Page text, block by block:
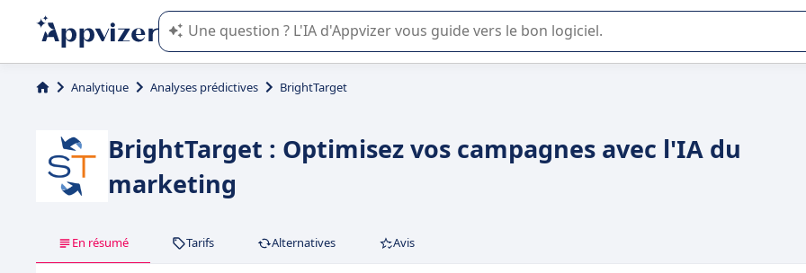
L'IA de Appvizer vous guide dans l'utilisation ou la sélection de logiciel SaaS en entreprise.
Analytique Analyses prédictives BrightTarget
BrightTarget : Optimisez vos campagnes avec l'IA du
marketing
En résumé Tarifs Alternatives Avis